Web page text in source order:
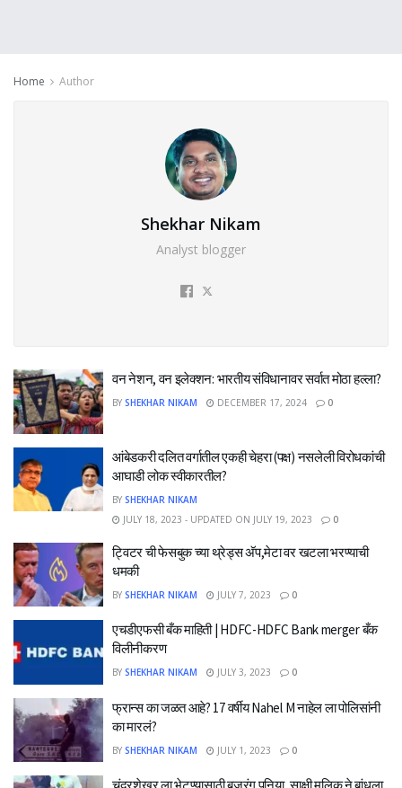
Home Author
Shekhar Nikam
Analyst blogger
वन नेशन, वन इलेक्शन: भारतीय संविधानावर सर्वात मोठा हल्ला?
BY SHEKHAR NIKAM DECEMBER 17, 2024 0
आंबेडकरी दलित वर्गातील एकही चेहरा (पक्ष) नसलेली विरोधकांची
आघाडी लोक स्वीकारतील?
BY SHEKHAR NIKAM
JULY 18, 2023 - UPDATED ON JULY 19, 2023
0
ट्विटर ची फेसबुक च्या थ्रेड्स अ‍ॅप,मेटा वर खटला भरण्याची
धमकी
BY SHEKHAR NIKAM JULY 7, 2023 0
एचडीएफसी बँक माहिती | HDFC-HDFC Bank merger बँक
विलीनीकरण
BY SHEKHAR NIKAM JULY 3, 2023 0
फ्रान्स का जळत आहे? 17 वर्षीय Nahel M नाहेल ला पोलिसांनी
का मारलं?
BY SHEKHAR NIKAM JULY 1, 2023 0